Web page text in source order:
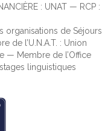
: UNAT — RCP :
organisations de Séjours
de l’U.N.A.T. : Union
— Membre de l’Office
linguistiques